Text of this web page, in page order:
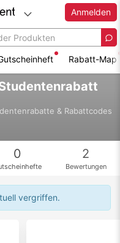
Anmelden
Rabatt-Map
& Rabattcodes
0 2
Bewertungen
vergriffen.